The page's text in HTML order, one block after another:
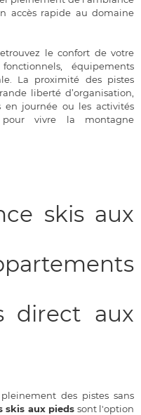
accès rapide au domaine
le confort de votre
équipements
La proximité des pistes
liberté d’organisation,
journée ou les activités
vivre la montagne
skis aux
direct aux
des pistes sans
skis aux pieds sont l'option